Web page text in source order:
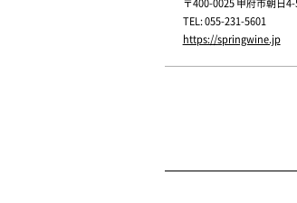
TEL: 055-231-5601
https://springwine.jp